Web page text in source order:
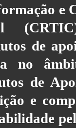
e
de
no
de
e